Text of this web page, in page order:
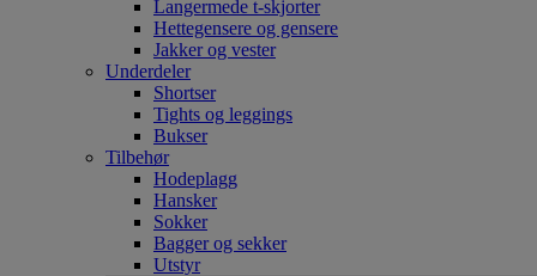
Langermede t-skjorter
Hettegensere og gensere
Jakker og vester
Underdeler
Shortser
Tights og leggings
Bukser
Tilbehør
Hodeplagg
Hansker
Sokker
Bagger og sekker
Utstyr